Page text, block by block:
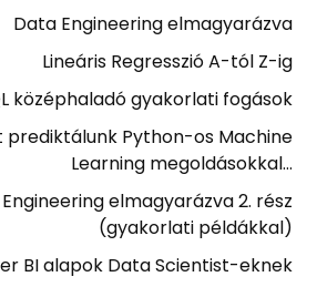
Data Engineering elmagyarázva
Lineáris Regresszió A-tól Z-ig
középhaladó gyakorlati fogások
prediktálunk Python-os Machine
Learning megoldásokkal…
elmagyarázva 2. rész
(gyakorlati példákkal)
BI alapok Data Scientist-eknek